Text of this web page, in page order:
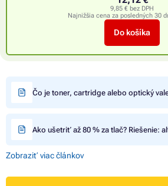
9,85 € bez DPH
Najnižšia cena za posledných 30
Do košíka
Čo je toner, cartridge alebo optický
Ako ušetriť až 80 % za tlač? Riešenie:
Zobraziť viac článkov